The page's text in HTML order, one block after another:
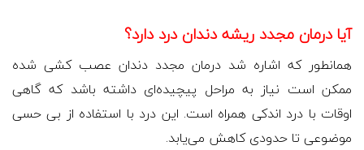
آیا درمان مجدد ریشه دندان درد دارد؟
همانطور که اشاره شد درمان مجدد دندان عصب کشی شده
ممکن است نیاز به مراحل پیچیده‌ای داشته باشد که گاهی
اوقات با درد اندکی همراه است. این درد با استفاده از بی حسی
موضوعی تا حدودی کاهش می‌یابد.